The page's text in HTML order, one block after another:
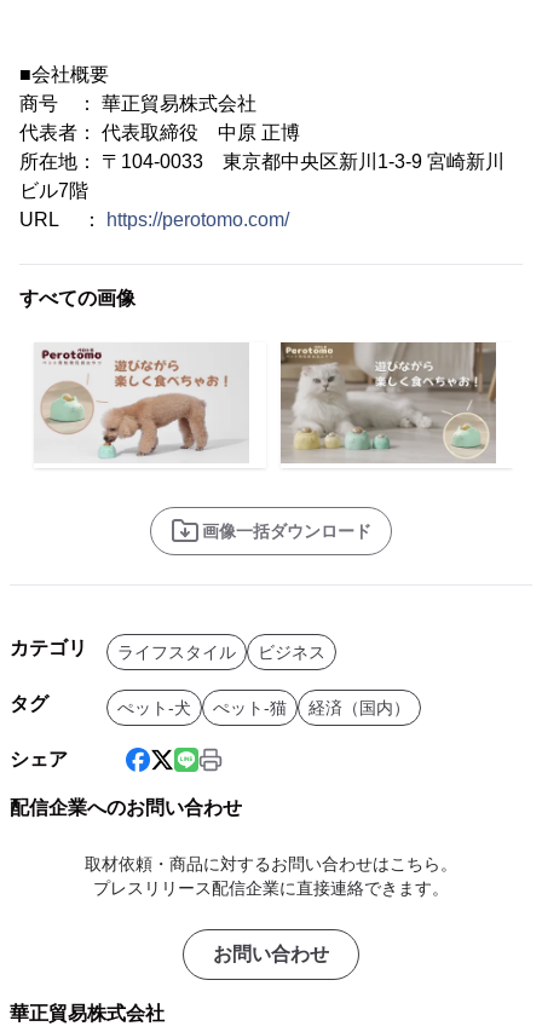
■会社概要
商号 ： 華正貿易株式会社
代表者： 代表取締役 中原 正博
所在地： 〒104-0033 東京都中央区新川1-3-9 宮崎新川
ビル7階
URL ：
https://perotomo.com/
すべての画像
画像一括ダウンロード
カテゴリ ライフスタイル ビジネス
タグ ぺット-犬 ぺット-猫 経済（国内）
シェア
配信企業へのお問い合わせ
取材依頼・商品に対するお問い合わせはこちら。
プレスリリース配信企業に直接連絡できます。
お問い合わせ
華正貿易株式会社